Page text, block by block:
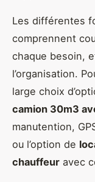
Les différentes
comprennent
chaque besoin,
l’organisation.
large choix
camion 30m3
manutention,
ou l’option de
chauffeur avec